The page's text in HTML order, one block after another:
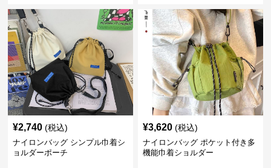
¥2,740 (税込)
ナイロンバッグ シンプル巾着シ
ョルダーポーチ
¥3,620 (税込)
ナイロンバッグ ポケット付き多
機能巾着ショルダー